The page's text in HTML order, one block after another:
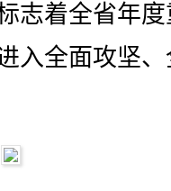
志着全省年
入全面攻坚